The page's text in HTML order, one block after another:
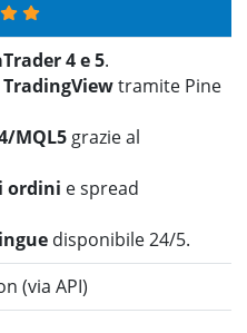
4 e 5.
tramite Pine
MQL5grazie al
ordini e spread
disponibile 24/5.
(via API)